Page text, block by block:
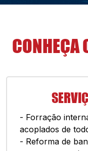
CONHEÇA
- Forração
acoplados de
- Reforma de